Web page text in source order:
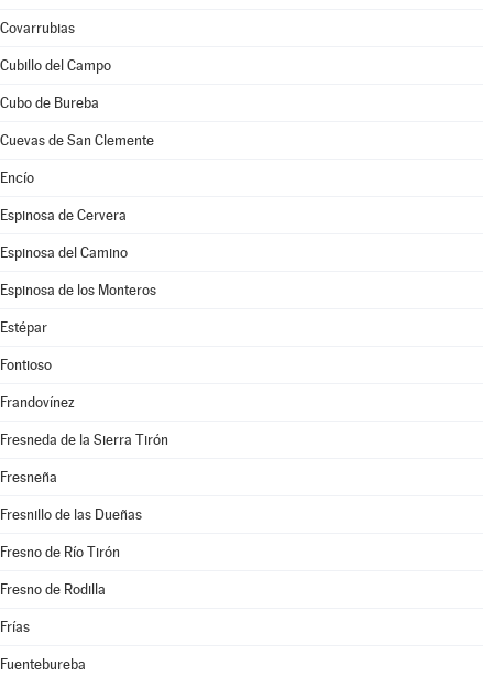
Covarrubias
Cubillo del Campo
Cubo de Bureba
Cuevas de San Clemente
Encío
Espinosa de Cervera
Espinosa del Camino
Espinosa de los Monteros
Estépar
Fontioso
Frandovínez
Fresneda de la Sierra Tirón
Fresneña
Fresnillo de las Dueñas
Fresno de Río Tirón
Fresno de Rodilla
Frías
Fuentebureba